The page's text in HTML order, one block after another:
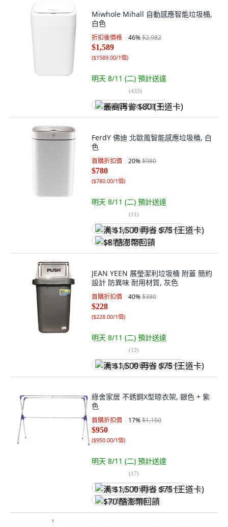
Miwhole Mihall 自動感應智能垃圾桶,
白色
折扣後價格 46%$2,982
$1,589
($1589.00/1個)
明天 8/11 (二) 預計送達
(433)
最高再省 $80 (王道卡)
FerdY 佛迪 北歐風智能感應垃圾桶, 白
色
首購折扣價 20%$980
$780
($780.00/1個)
明天 8/11 (二) 預計送達
(11)
满 $1,500 再省 $75 (王道卡)
$8 酷澎幣回饋
JEAN YEEN 展瑩潔利垃圾桶 附蓋 簡約
設計 防異味 耐用材質, 灰色
首購折扣價 40%$380
$228
($228.00/1個)
明天 8/11 (二) 預計送達
(12)
满 $1,500 再省 $75 (王道卡)
綠舍家居 不銹鋼X型晾衣架, 銀色 + 紫
色
首購折扣價 17%$1,150
$950
($950.00/1個)
明天 8/11 (二) 預計送達
(17)
满 $1,500 再省 $75 (王道卡)
$70 酷澎幣回饋